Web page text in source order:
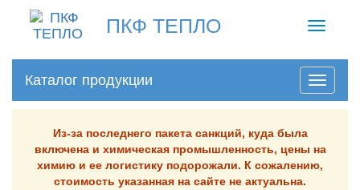
ПКФ ТЕПЛО
Toggle
Каталог продукции
Из-за последнего пакета санкций, куда была
включена и химическая промышленность, цены на
химию и ее логистику подорожали. К сожалению,
стоимость указанная на сайте не актуальна.